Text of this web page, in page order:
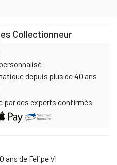
Collectionneur
depuis plus de 40 ans
par des experts confirmés
ans de Felipe VI